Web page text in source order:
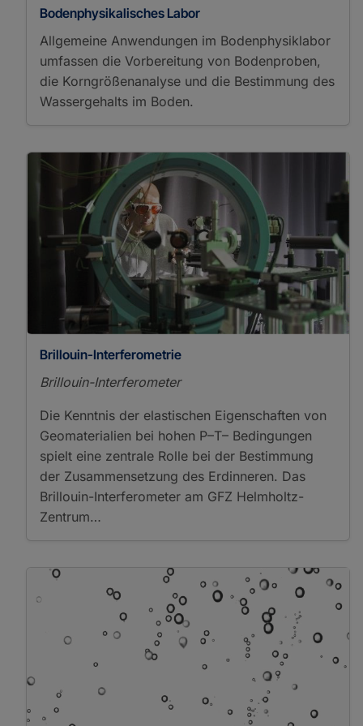
Curie Temperature
Demagnetization
Magnetic Hysteresis
Analysis
Magnetic Susceptibility
Susceptibility
Permeability
Porosimetry
Pycnometry
Remanent Magnetization
Resistivity
Rheometry
Ring Shear Test
Surface Area Analysis
Thermal Conductivity
Measurement
Viscosimetry
Measurement
Instruments
Particle Analysis
Particle Size Analysis
Photon/Optical Detectors
Cathodoluminescence
Strain Sensing
Distributed Strain
Sensing
Distributed Temperature
Sensing
Microscopy
Focused Ion Beam
Bodenphysikalisches Labor
Allgemeine Anwendungen im Bodenphysiklabor
umfassen die Vorbereitung von Bodenproben,
die Korngrößenanalyse und die Bestimmung des
Wassergehalts im Boden.
Brillouin-Interferometrie
Brillouin-Interferometer
Die Kenntnis der elastischen Eigenschaften von
Geomaterialien bei hohen P–T– Bedingungen
spielt eine zentrale Rolle bei der Bestimmung
der Zusammensetzung des Erdinneren. Das
Brillouin-Interferometer am GFZ Helmholtz-
Zentrum…